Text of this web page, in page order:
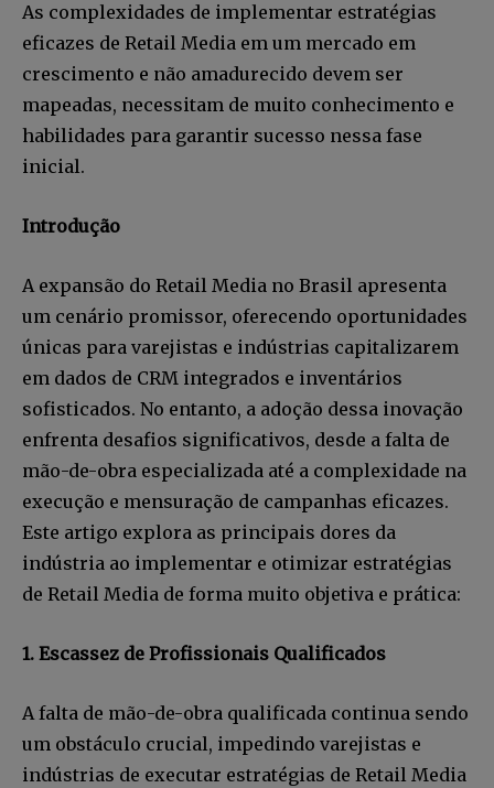
As complexidades de implementar estratégias
eficazes de Retail Media em um mercado em
crescimento e não amadurecido devem ser
mapeadas, necessitam de muito conhecimento e
habilidades para garantir sucesso nessa fase
inicial.
Introdução
A expansão do Retail Media no Brasil apresenta
um cenário promissor, oferecendo oportunidades
únicas para varejistas e indústrias capitalizarem
em dados de CRM integrados e inventários
sofisticados. No entanto, a adoção dessa inovação
enfrenta desafios significativos, desde a falta de
mão-de-obra especializada até a complexidade na
execução e mensuração de campanhas eficazes.
Este artigo explora as principais dores da
indústria ao implementar e otimizar estratégias
de Retail Media de forma muito objetiva e prática:
1. Escassez de Profissionais Qualificados
A falta de mão-de-obra qualificada continua sendo
um obstáculo crucial, impedindo varejistas e
indústrias de executar estratégias de Retail Media